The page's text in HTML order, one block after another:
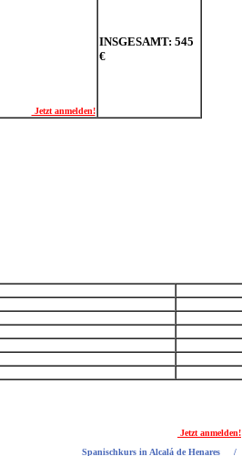
Jetzt anmelden!
INSGESAMT: 545
€
Jetzt anmelden!
Spanischkurs in Alcalá de Henares
/